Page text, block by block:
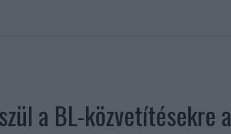
a BL-közvetítésekre